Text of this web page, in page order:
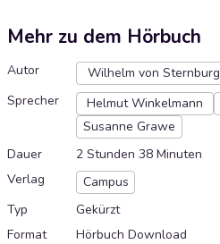
Mehr zu dem Hörbuch
Autor
Wilhelm von Sternburg
Sprecher
Helmut Winkelmann
Susanne Grawe
Dauer
2 Stunden 38 Minuten
Verlag
Campus
Typ
Gekürzt
Format
Hörbuch Download